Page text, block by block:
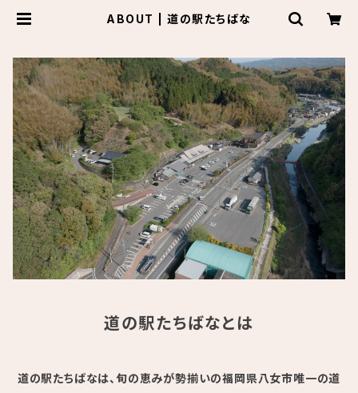
ABOUT | 道の駅たちばな
道の駅たちばなとは
道の駅たちばなは、旬の恵みが勢揃いの福岡県八女市唯一の道